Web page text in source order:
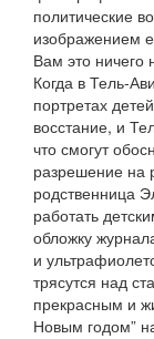
политические
изображением
Вам это ничего
Когда в Тель-
портретах
восстание, и
что смогут
разрешение на
родственница
работать
обложку
и
трясутся над
прекрасным и
Новым годом”